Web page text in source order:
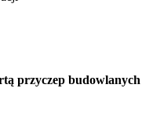
przyczep budowlanych